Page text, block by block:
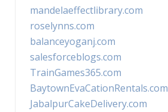
mandelaeffectlibrary.com
roselynns.com
balanceyoganj.com
salesforceblogs.com
TrainGames365.com
BaytownEvaCationRentals.com
JabalpurCakeDelivery.com